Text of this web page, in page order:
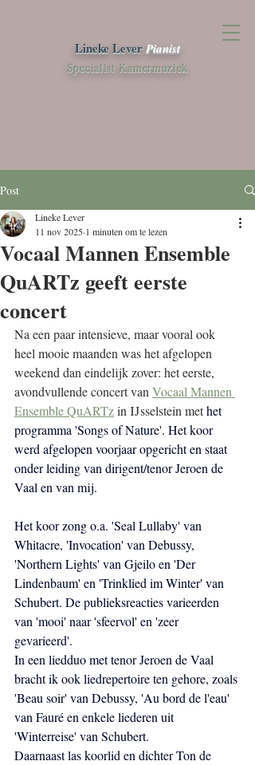
Specialist Kamermuziek
Lineke Lever Pianist
Post
Vocaal Mannen Ensemble
QuARTz geeft eerste
concert
Lineke Lever
11 nov 2025 1 minuten om te lezen
Na een paar intensieve, maar vooral ook
heel mooie maanden was het afgelopen
weekend dan eindelijk zover: het eerste,
avondvullende concert van Vocaal Mannen
Ensemble QuARTz in IJsselstein met het
programma 'Songs of Nature'. Het koor
werd afgelopen voorjaar opgericht en staat
onder leiding van dirigent/tenor Jeroen de
Vaal en van mij.
Het koor zong o.a. 'Seal Lullaby' van
Whitacre, 'Invocation' van Debussy,
'Northern Lights' van Gjeilo en 'Der
Lindenbaum' en 'Trinklied im Winter' van
Schubert. De publieksreacties varieerden
van 'mooi' naar 'sfeervol' en 'zeer
gevarieerd'.
In een liedduo met tenor Jeroen de Vaal
bracht ik ook liedrepertoire ten gehore, zoals
'Beau soir' van Debussy, 'Au bord de l'eau'
van Fauré en enkele liederen uit
'Winterreise' van Schubert.
Daarnaast las koorlid en dichter Ton de